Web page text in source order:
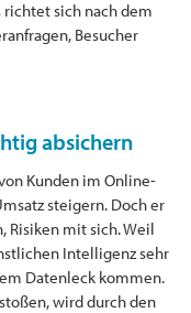
sich nach dem
Besucher
absichern
Kunden im Online-
steigern. Doch er
Risiken mit sich. Weil
Intelligenz sehr
Datenleck kommen.
wird durch den